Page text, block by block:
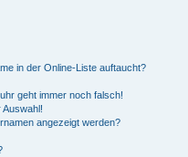
in der Online-Liste auftaucht?
geht immer noch falsch!
angezeigt werden?